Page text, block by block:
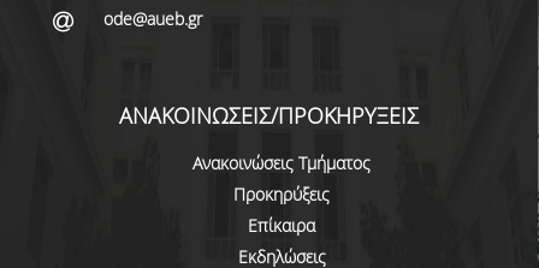
ΜΕΤΑΠΤΥΧΙΑΚΕΣ ΣΠΟΥΔΕΣ
ΜΕΤΑΠΤΥΧΙΑΚΕΣ ΣΠΟΥΔΕΣ
ΔΙΔΑΚΤΟΡΙΚΕΣ ΣΠΟΥΔΕΣ
ΠΙΝΑΚΑΣ ΥΠΟΨΗΦΙΩΝ ΔΙΔΑΚΤΟΡΩΝ
ode@aueb.gr
ΑΝΑΚΟΙΝΩΣΕΙΣ/ΠΡΟΚΗΡΥΞΕΙΣ
Ανακοινώσεις Τμήματος
Προκηρύξεις
Επίκαιρα
Εκδηλώσεις